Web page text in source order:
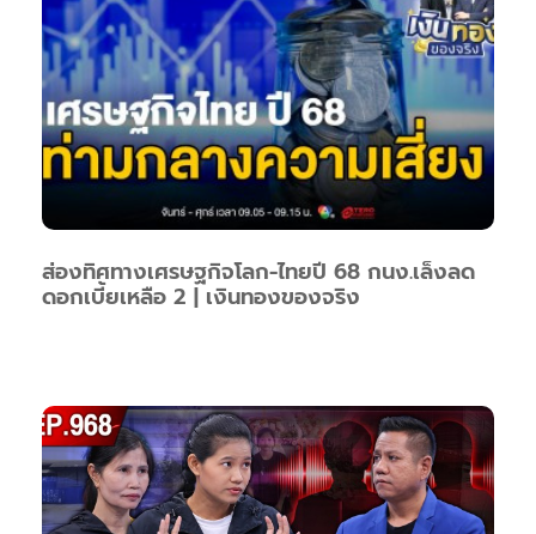
ส่องทิศทางเศรษฐกิจโลก-ไทยปี 68 กนง.เล็งลด
ดอกเบี้ยเหลือ 2 | เงินทองของจริง